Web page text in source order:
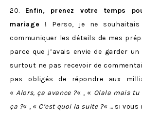
20. Enfin, prenez votre temps
mariage !
Perso, je ne
communiquer les détails de mes
parce que j’avais envie de garder
surtout ne pas recevoir de
pas obligés de répondre aux
«Alors, ça avance ?« , « Olala mais tu
ça ?« , « C’est quoi la suite ?« … si vous